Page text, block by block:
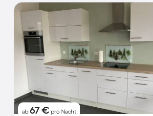
ab 67 € pro Nacht